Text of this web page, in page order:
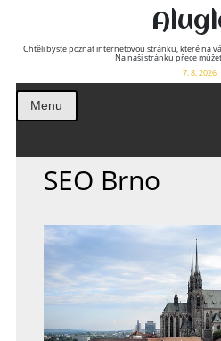
Chtěli byste poznat internetovou stránku, které na
Na naši stránku přece
7. 8. 2026
Menu
SEO Brno